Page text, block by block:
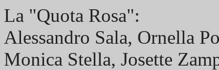
La "Quota Rosa":
Alessandro Sala, Ornella
Monica Stella, Josette